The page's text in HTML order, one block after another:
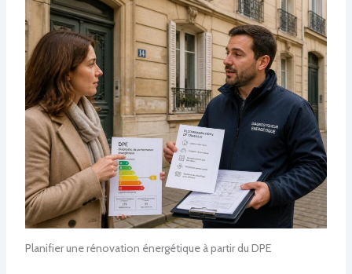
Planifier une rénovation énergétique à partir du DPE